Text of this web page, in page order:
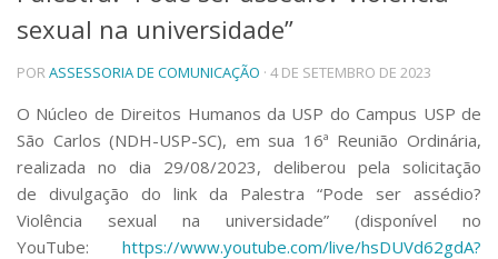
Telefones e Mapas
Pessoas
Ensino
Graduação
Pós-Graduação
Educação a distância
Pesquisa e Inovação
Linhas de Pesquisa
sexual na universidade”
PORASSESSORIA DE COMUNICAÇÃO · 4 DE SETEMBRO DE 2023
O Núcleo de Direitos Humanos da USP do Campus USP de
São Carlos (NDH-USP-SC), em sua 16ª Reunião Ordinária,
realizada no dia 29/08/2023, deliberou pela solicitação
de divulgação do link da Palestra “Pode ser assédio?
Violência sexual na universidade” (disponível no
YouTube: https://www.youtube.com/live/hsDUVd62gdA?